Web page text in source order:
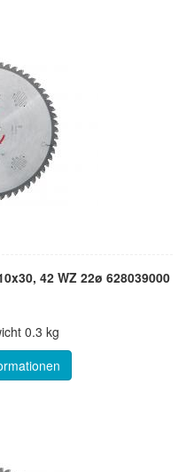
42 WZ 22ø 628039000
0.3 kg